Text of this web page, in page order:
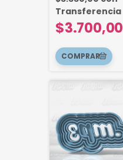
$3.700,00
Transferencia